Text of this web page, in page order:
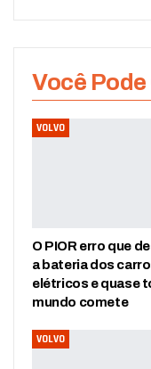
Você
VOLVO
O PIOR erro que
a bateria dos
elétricos e quase
mundo comete
VOLVO